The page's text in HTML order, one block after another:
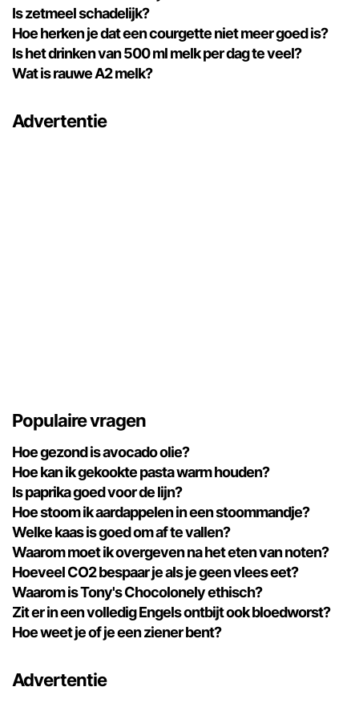
Is zetmeel schadelijk?
Hoe herken je dat een courgette niet meer goed is?
Is het drinken van 500 ml melk per dag te veel?
Wat is rauwe A2 melk?
Advertentie
Populaire vragen
Hoe gezond is avocado olie?
Hoe kan ik gekookte pasta warm houden?
Is paprika goed voor de lijn?
Hoe stoom ik aardappelen in een stoommandje?
Welke kaas is goed om af te vallen?
Waarom moet ik overgeven na het eten van noten?
Hoeveel CO2 bespaar je als je geen vlees eet?
Waarom is Tony's Chocolonely ethisch?
Zit er in een volledig Engels ontbijt ook bloedworst?
Hoe weet je of je een ziener bent?
Advertentie